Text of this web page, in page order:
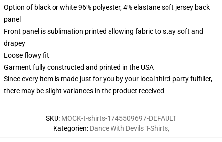
Option of black or white 96% polyester, 4% elastane soft jersey back
panel
Front panel is sublimation printed allowing fabric to stay soft and
drapey
Loose flowy fit
Garment fully constructed and printed in the USA
Since every item is made just for you by your local third-party fulfiller,
there may be slight variances in the product received
SKU: MOCK-t-shirts-1745509697-DEFAULT
Kategorien: Dance With Devils T-Shirts,